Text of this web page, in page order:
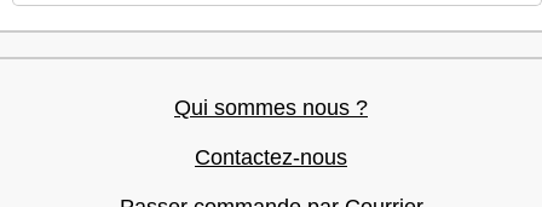
Qui sommes nous ?
Contactez-nous